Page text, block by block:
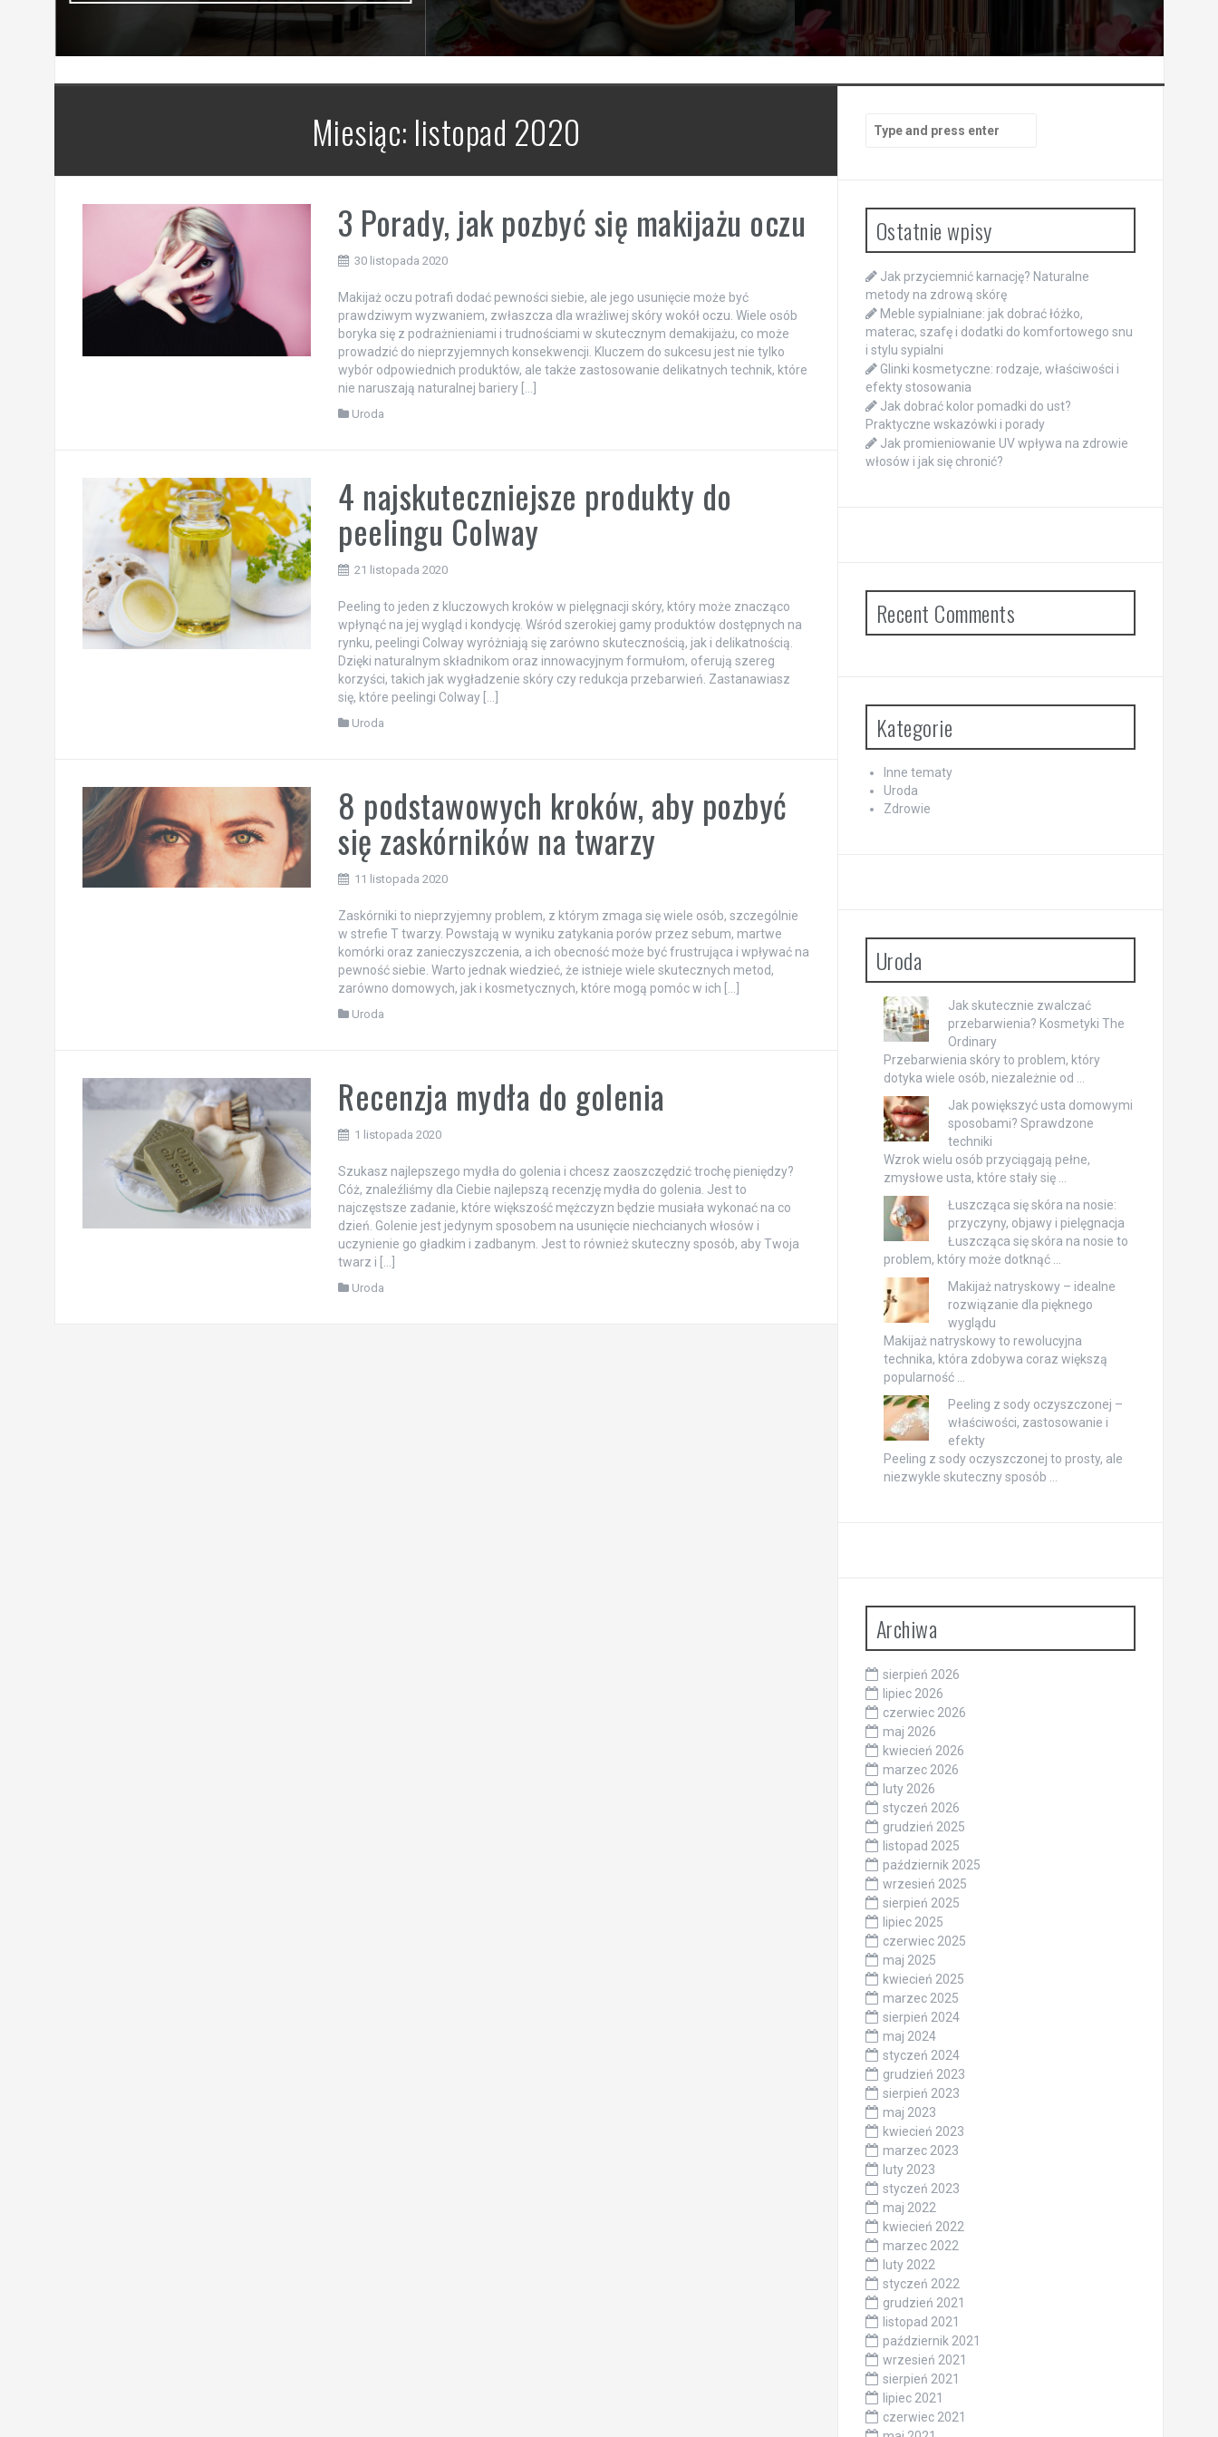
Miesiąc: listopad 2020
3 Porady, jak pozbyć się makijażu oczu
30 listopada 2020
Makijaż oczu potrafi dodać pewności siebie, ale jego usunięcie może być
prawdziwym wyzwaniem, zwłaszcza dla wrażliwej skóry wokół oczu. Wiele osób
boryka się z podrażnieniami i trudnościami w skutecznym demakijażu, co może
prowadzić do nieprzyjemnych konsekwencji. Kluczem do sukcesu jest nie tylko
wybór odpowiednich produktów, ale także zastosowanie delikatnych technik, które
nie naruszają naturalnej bariery […]
Uroda
4 najskuteczniejsze produkty do
peelingu Colway
21 listopada 2020
Peeling to jeden z kluczowych kroków w pielęgnacji skóry, który może znacząco
wpłynąć na jej wygląd i kondycję. Wśród szerokiej gamy produktów dostępnych na
rynku, peelingi Colway wyróżniają się zarówno skutecznością, jak i delikatnością.
Dzięki naturalnym składnikom oraz innowacyjnym formułom, oferują szereg
korzyści, takich jak wygładzenie skóry czy redukcja przebarwień. Zastanawiasz
się, które peelingi Colway […]
Uroda
8 podstawowych kroków, aby pozbyć
się zaskórników na twarzy
11 listopada 2020
Zaskórniki to nieprzyjemny problem, z którym zmaga się wiele osób, szczególnie
w strefie T twarzy. Powstają w wyniku zatykania porów przez sebum, martwe
komórki oraz zanieczyszczenia, a ich obecność może być frustrująca i wpływać na
pewność siebie. Warto jednak wiedzieć, że istnieje wiele skutecznych metod,
zarówno domowych, jak i kosmetycznych, które mogą pomóc w ich […]
Uroda
Recenzja mydła do golenia
1 listopada 2020
Szukasz najlepszego mydła do golenia i chcesz zaoszczędzić trochę pieniędzy?
Cóż, znaleźliśmy dla Ciebie najlepszą recenzję mydła do golenia. Jest to
najczęstsze zadanie, które większość mężczyzn będzie musiała wykonać na co
dzień. Golenie jest jedynym sposobem na usunięcie niechcianych włosów i
uczynienie go gładkim i zadbanym. Jest to również skuteczny sposób, aby Twoja
twarz i […]
Uroda
for:
Ostatnie wpisy
Jak przyciemnić karnację? Naturalne
metody na zdrową skórę
Meble sypialniane: jak dobrać łóżko,
materac, szafę i dodatki do komfortowego snu
i stylu sypialni
Glinki kosmetyczne: rodzaje, właściwości i
efekty stosowania
Jak dobrać kolor pomadki do ust?
Praktyczne wskazówki i porady
Jak promieniowanie UV wpływa na zdrowie
włosów i jak się chronić?
Recent Comments
Kategorie
Inne tematy
Uroda
Zdrowie
Uroda
Jak skutecznie zwalczać
przebarwienia? Kosmetyki The
Ordinary
Przebarwienia skóry to problem, który
dotyka wiele osób, niezależnie od …
Jak powiększyć usta domowymi
sposobami? Sprawdzone
techniki
Wzrok wielu osób przyciągają pełne,
zmysłowe usta, które stały się …
Łuszcząca się skóra na nosie:
przyczyny, objawy i pielęgnacja
Łuszcząca się skóra na nosie to
problem, który może dotknąć …
Makijaż natryskowy – idealne
rozwiązanie dla pięknego
wyglądu
Makijaż natryskowy to rewolucyjna
technika, która zdobywa coraz większą
popularność …
Peeling z sody oczyszczonej –
właściwości, zastosowanie i
efekty
Peeling z sody oczyszczonej to prosty, ale
niezwykle skuteczny sposób …
Archiwa
sierpień 2026
lipiec 2026
czerwiec 2026
maj 2026
kwiecień 2026
marzec 2026
luty 2026
styczeń 2026
grudzień 2025
listopad 2025
październik 2025
wrzesień 2025
sierpień 2025
lipiec 2025
czerwiec 2025
maj 2025
kwiecień 2025
marzec 2025
sierpień 2024
maj 2024
styczeń 2024
grudzień 2023
sierpień 2023
maj 2023
kwiecień 2023
marzec 2023
luty 2023
styczeń 2023
maj 2022
kwiecień 2022
marzec 2022
luty 2022
styczeń 2022
grudzień 2021
listopad 2021
październik 2021
wrzesień 2021
sierpień 2021
lipiec 2021
czerwiec 2021